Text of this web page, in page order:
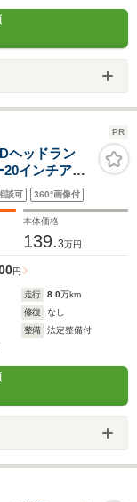
PR
ッドラン
インチアル
ョン付シー
ントロール
談可 360°画像付
本体価格
139.3万円
円
走行 8.0万km
修復
なし
整備
法定整備付